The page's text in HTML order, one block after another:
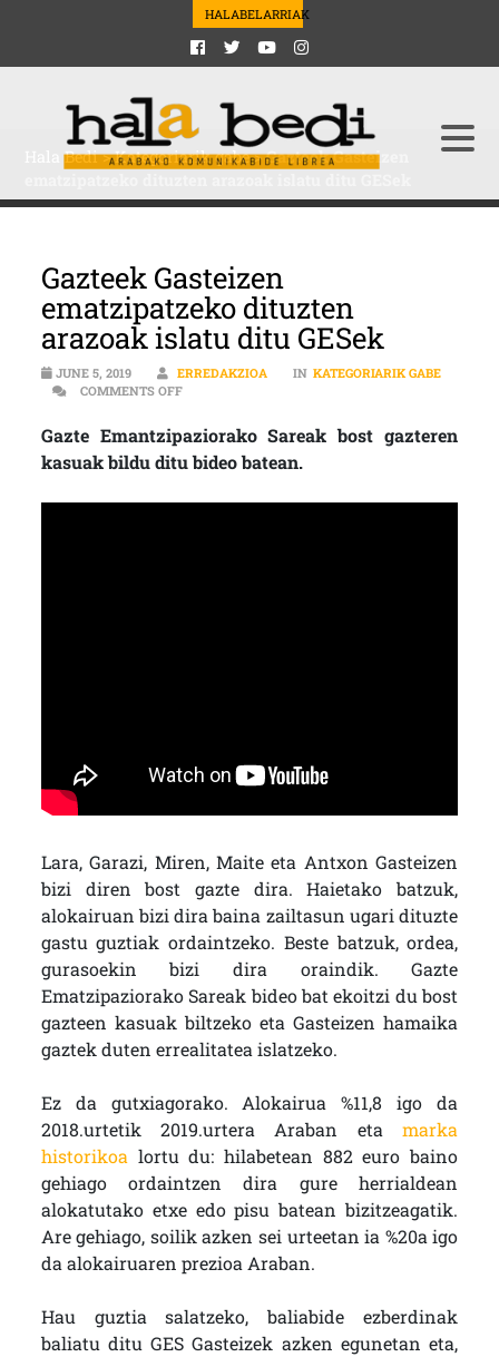
HALABELARRIAK
Hala Bedi>Kategoriarik gabe>Gazteek Gasteizen
Gazteek Gasteizen
ematzipatzeko dituzten
arazoak islatu ditu GESek
JUNE 5, 2019 ERREDAKZIOA IN KATEGORIARIK GABE
COMMENTS OFFON GAZTEEK GASTEIZEN EMATZIPATZEKO
Gazte Emantzipaziorako Sareak bost gazteren
kasuak bildu ditu bideo batean.
Lara, Garazi, Miren, Maite eta Antxon Gasteizen
bizi diren bost gazte dira. Haietako batzuk,
alokairuan bizi dira baina zailtasun ugari dituzte
gastu guztiak ordaintzeko. Beste batzuk, ordea,
gurasoekin bizi dira oraindik. Gazte
Ematzipaziorako Sareak bideo bat ekoitzi du bost
gazteen kasuak biltzeko eta Gasteizen hamaika
gaztek duten errealitatea islatzeko.
Ez da gutxiagorako. Alokairua %11,8 igo da
2018.urtetik 2019.urtera Araban etamarka
historikoa lortu du: hilabetean 882 euro baino
gehiago ordaintzen dira gure herrialdean
alokatutako etxe edo pisu batean bizitzeagatik.
Are gehiago, soilik azken sei urteetan ia %20a igo
da alokairuaren prezioa Araban.
Hau guztia salatzeko, baliabide ezberdinak
baliatu ditu GES Gasteizek azken egunetan eta,